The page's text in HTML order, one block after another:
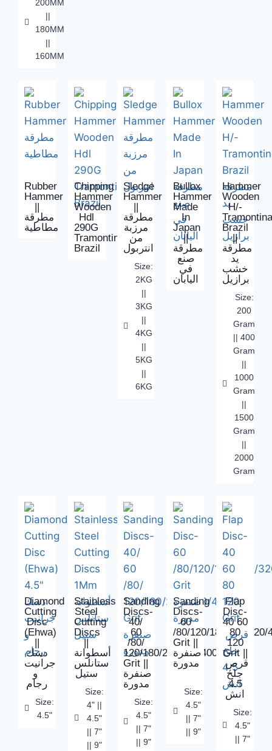
200MM
||
180MM
||
160MM
Rubber
Hammer
مطرقة
مطاطية
Chipping
Hammer
Wooden
Hdl
290G
Tramontina
Brazil
Sledge
Hammer
مطرقة
مرزبة
من
انتربول
Size:
2KG
||
3KG
||
4KG
||
5KG
||
6KG
Bullox
Hammer
Made
In
Japan
||
مطرقة
صنع
في
اليابان
Hammer
Wooden
H/-
Brazil
||
مطرقة
يد
خشب
برازيل
Size:
200
Gram
|| 400
Gram
||
1000
Gram
||
1500
Gram
||
2000
Gram
Diamond
Cutting
Disc
(Ehwa)
دسك
جرانيت
و
رجام
Size:
4.5"
Stainless
Steel
Cutting
Discs
||
أسطوانة
ستانلس
ستيل
Size:
4" ||
4.5"
|| 7"
|| 9"
Sanding
Discs-
40/
60
/80/
120/180/220/320/400
Grit ||
صنفرة
مدورة
Size:
4.5"
|| 7"
|| 9"
Sanding
Discs-
60
/80/120/180/220/320/
Grit ||
صنفرة
مدورة
Size:
4.5"
|| 7"
|| 9"
Flap
Disc-
40 60
80
120
Grit ||
قرص
جلخ
4.5
انش
Size:
4.5"
|| 7"